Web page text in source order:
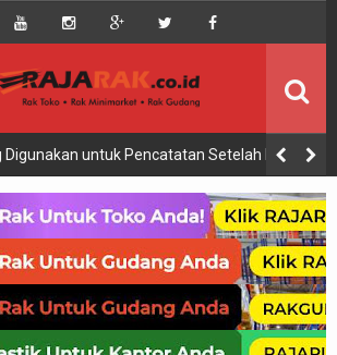
Digunakan untuk Pencatatan Setelah Proses
Pengadaan Logistik adalah
besi/Rak pallet
Supermarket
Toko Dll